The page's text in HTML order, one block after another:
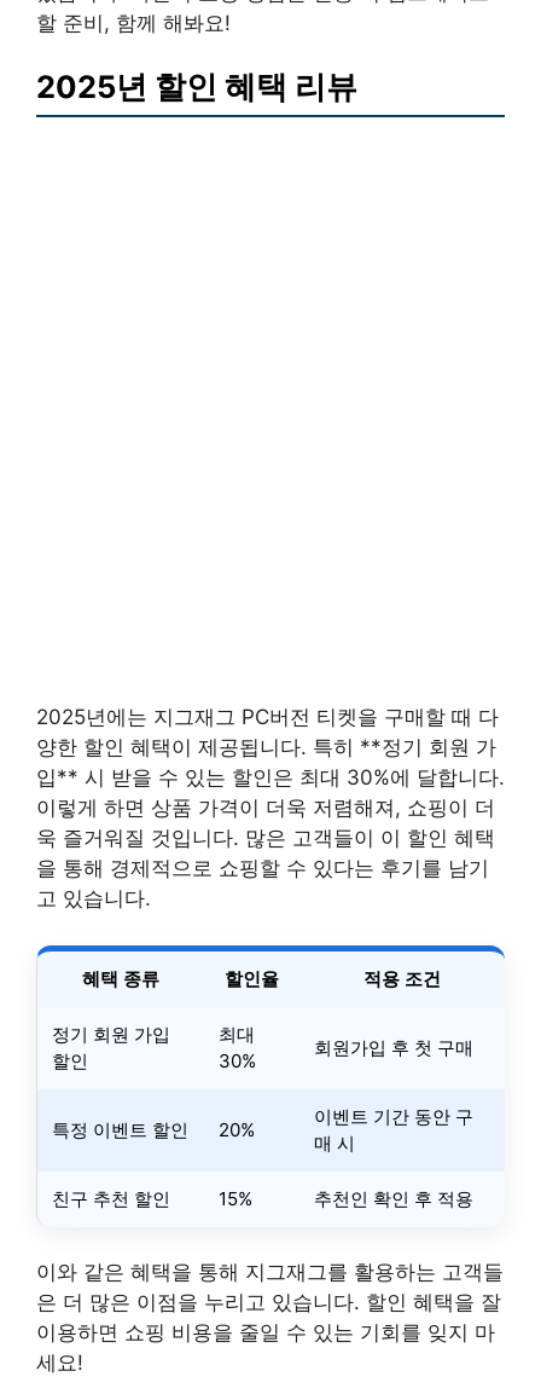
할 준비, 함께 해봐요!
2025년 할인 혜택 리뷰
2025년에는 지그재그 PC버전 티켓을 구매할 때 다
양한 할인 혜택이 제공됩니다. 특히 **정기 회원 가
입** 시 받을 수 있는 할인은 최대 30%에 달합니다.
이렇게 하면 상품 가격이 더욱 저렴해져, 쇼핑이 더
욱 즐거워질 것입니다. 많은 고객들이 이 할인 혜택
을 통해 경제적으로 쇼핑할 수 있다는 후기를 남기
고 있습니다.
혜택 종류 할인율 적용 조건
정기 회원 가입
할인
최대
30%
회원가입 후 첫 구매
특정 이벤트 할인 20%
이벤트 기간 동안 구
매 시
친구 추천 할인 15% 추천인 확인 후 적용
이와 같은 혜택을 통해 지그재그를 활용하는 고객들
은 더 많은 이점을 누리고 있습니다. 할인 혜택을 잘
이용하면 쇼핑 비용을 줄일 수 있는 기회를 잊지 마
세요!